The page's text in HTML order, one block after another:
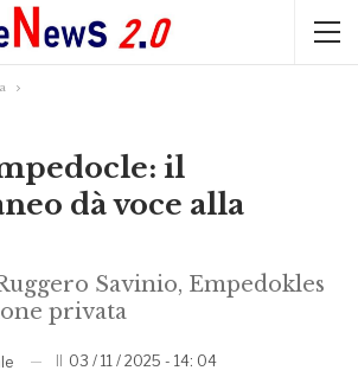
il
dà voce alla
Savinio, Empedokles
privata
03 / 11 / 2025 - 14: 04